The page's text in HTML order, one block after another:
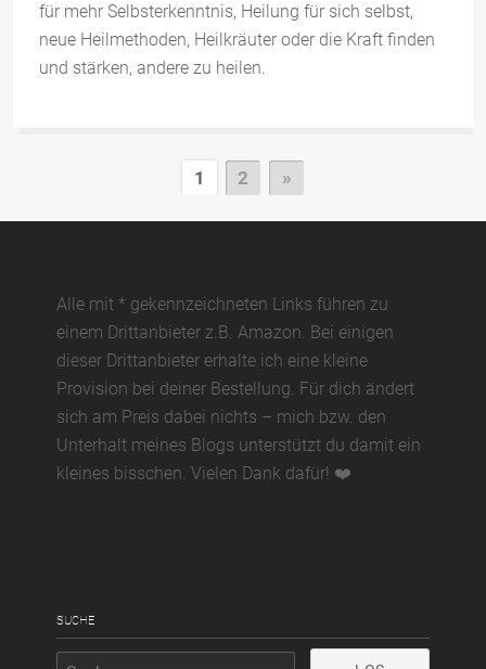
für mehr Selbsterkenntnis, Heilung für sich selbst,
neue Heilmethoden, Heilkräuter oder die Kraft finden
und stärken, andere zu heilen.
Seitennummerierung
1 2
Next
»
Alle mit * gekennzeichneten Links führen zu
einem Drittanbieter z.B. Amazon. Bei einigen
dieser Drittanbieter erhalte ich eine kleine
Provision bei deiner Bestellung. Für dich ändert
sich am Preis dabei nichts – mich bzw. den
Unterhalt meines Blogs unterstützt du damit ein
kleines bisschen. Vielen Dank dafür! ❤️
SUCHE